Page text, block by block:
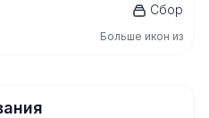
Сбор
Больше икон из